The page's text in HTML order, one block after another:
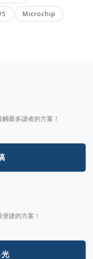
Microchip
最多讀者的方案！
捷的方案！